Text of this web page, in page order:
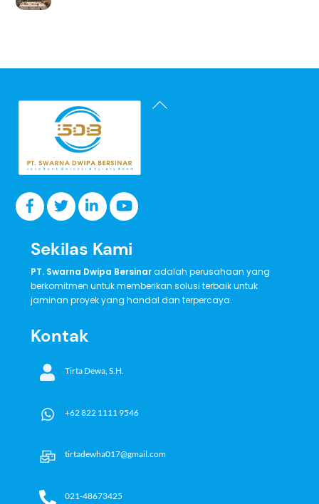
Back
Sekilas Kami
PT. Swarna Dwipa Bersinaradalah perusahaan yang
berkomitmen untuk memberikan solusi terbaik untuk
jaminan proyek yang handal dan terpercaya.
Kontak
Tirta Dewa, S.H.
+62 822 1111 9546
tirtadewha017@gmail.com
021-48673425